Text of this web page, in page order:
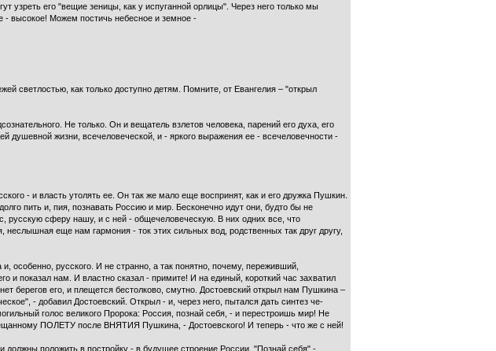
узреть его "вещие зеницы, как у испуганной орлицы". Через него только мы
- высокое! Можем по­стичь небесное и земное -
светлостью, как только доступно детям. Помните, от Евангелия – "открыл
Не только. Он и вещатель взлетов человека, паре­ний его духа, его
душевной жизни, всечеловеческой, и - яркого выра­жения ее - всечеловечности -
- и власть утолять ее. Он так же мало еще воспринят, как и его дружка Пушкин.
пить и, пия, познавать Россию и мир. Бесконечно идут они, будто бы не
русскую сферу нашу, и с ней - общечеловеческую. В них одних все, что
еще нам гармония - ток этих силь­ных вод, родственных так друг другу,
особенно, русского. И не странно, а так понятно, почему, переживший,
и показал нам. И властно сказал - примите! И на единый, короткий час захватил
берегов его, и плещется бестолково, смутно. Достоевский открыл нам Пушкина –
- добавил Досто­евский. Открыл - и, через него, пытался дать синтез че­
голос великого Пророка: Россия, познай себя, - и пере­строишь мир! Не
ПОЛЕТУ после ВНЯТИЯ Пушкина, - Досто­евского! И теперь - что же с ней!
положить в постройку - в будущее строение России. "Познай себя" -